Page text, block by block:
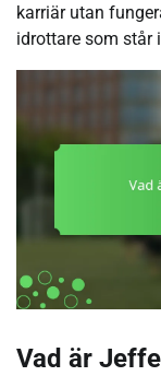
karriär utan
idrottare som står
Vad är